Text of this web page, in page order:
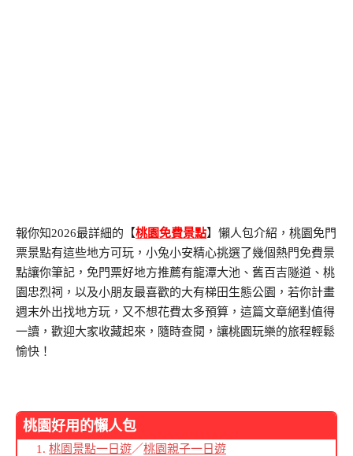
報你知2026最詳細的【桃園免費景點】懶人包介紹，桃園免門
票景點有這些地方可玩，小兔小安精心挑選了幾個熱門免費景
點讓你筆記，免門票好地方推薦有龍潭大池、舊百吉隧道、桃
園忠烈祠，以及小朋友最喜歡的大有梯田生態公園，若你計畫
週末外出找地方玩，又不想花費太多預算，這篇文章絕對值得
一讀，歡迎大家收藏起來，隨時查閱，讓桃園玩樂的旅程輕鬆
愉快！
桃園好用的懶人包
桃園景點一日遊／桃園親子一日遊